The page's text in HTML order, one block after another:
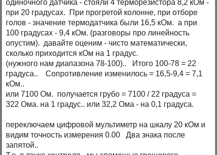
одиночного датчика - стояли 4 терморезистора 8,2 кОм -
при 20 градусах. При прогретой колонне, при отборе
голов - значение термодатчика были 16,5 кОм. а при
100 градусах - 9,4 кОм. (разговоры про линейность
опустим). давайте оценим - чисто математически,
сколько приходится кОм на 1 градус.
(нужного нам диапазона 78-100).. Итого 100-78 = 22
градуса.. Сопротивление изменилось = 16,5-9,4 = 7,1
кОм..
или 7100 Ом. получается грубо = 7100 / 22 градуса =
322 Ома. на 1 градус.. или 32,2 Ома - на 0,1 градуса.
переключаем цифровой мультиметр на шкалу 20 кОм и
видим точность измерения 0.00 Два знака после
запятой..